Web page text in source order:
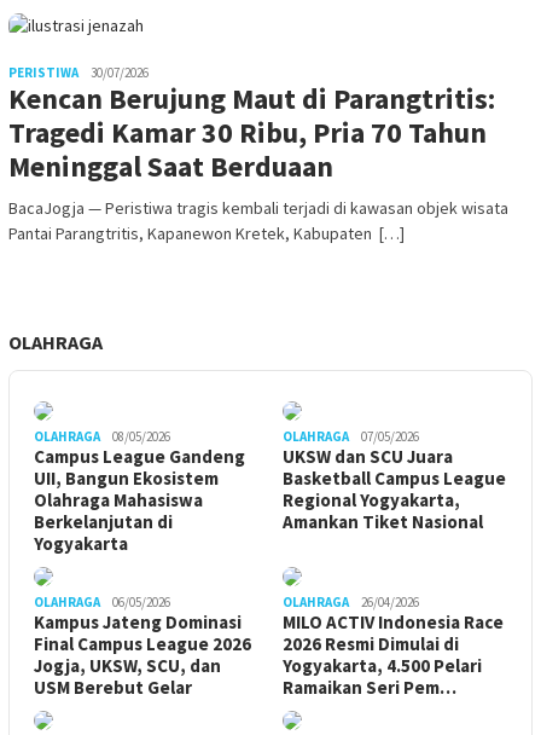
PERISTIWA 30/07/2026
Kencan Berujung Maut di Parangtritis:
Tragedi Kamar 30 Ribu, Pria 70 Tahun
Meninggal Saat Berduaan
BacaJogja — Peristiwa tragis kembali terjadi di kawasan objek wisata
Pantai Parangtritis, Kapanewon Kretek, Kabupaten […]
OLAHRAGA
OLAHRAGA 08/05/2026
Campus League Gandeng
UII, Bangun Ekosistem
Olahraga Mahasiswa
Berkelanjutan di
Yogyakarta
OLAHRAGA 07/05/2026
UKSW dan SCU Juara
Basketball Campus League
Regional Yogyakarta,
Amankan Tiket Nasional
OLAHRAGA 06/05/2026
Kampus Jateng Dominasi
Final Campus League 2026
Jogja, UKSW, SCU, dan
USM Berebut Gelar
OLAHRAGA 26/04/2026
MILO ACTIV Indonesia Race
2026 Resmi Dimulai di
Yogyakarta, 4.500 Pelari
Ramaikan Seri Pem…